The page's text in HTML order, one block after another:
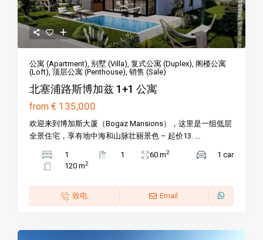
公寓 (Apartment),别墅 (Villa),复式公寓 (Duplex), 阁楼公寓
(Loft),顶层公寓 (Penthouse),销售 (Sale)
北塞浦路斯博加兹 1+1 公寓
from € 135,000
欢迎来到博加斯大厦（Bogaz Mansions），这里是一组低层
全景住宅，享有地中海和山脉壮丽景色 – 起价13. ...
1 1 60 m2
1 car
120 m2
致电 Email